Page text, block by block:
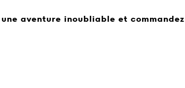
aventure inoubliable et